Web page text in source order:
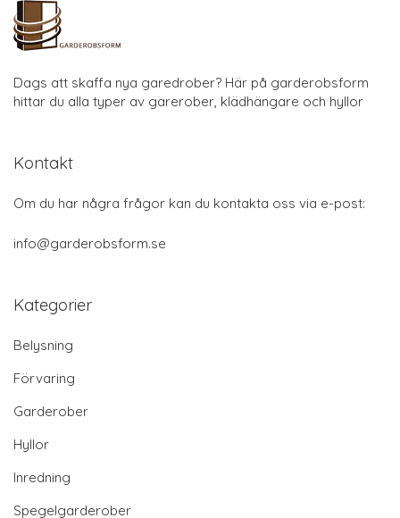
Dags att skaffa nya garedrober? Här på garderobsform
hittar du alla typer av garerober, klädhängare och hyllor
Kontakt
Om du har några frågor kan du kontakta oss via e-post:
info@garderobsform.se
Kategorier
Belysning
Förvaring
Garderober
Hyllor
Inredning
Spegelgarderober